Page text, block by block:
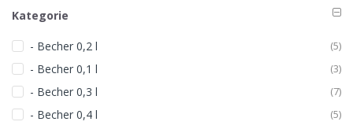
Kategorie
- Becher 0,2 l (5)
- Becher 0,1 l (3)
- Becher 0,3 l (7)
- Becher 0,4 l (5)